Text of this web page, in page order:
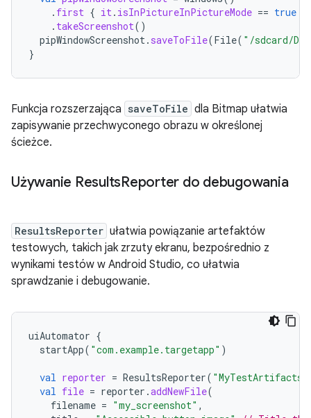
. first { it. isInPictureInPictureMode == true
. takeScreenshot()
pipWindowScreenshot. saveToFile(File( "/sdcard/
}
Funkcja rozszerzająca saveToFile dla Bitmap ułatwia
zapisywanie przechwyconego obrazu w określonej
ścieżce.
Używanie ResultsReporter do debugowania
ResultsReporter ułatwia powiązanie artefaktów
testowych, takich jak zrzuty ekranu, bezpośrednio z
wynikami testów w Android Studio, co ułatwia
sprawdzanie i debugowanie.
uiAutomator {
startApp( "com.example.targetapp" )
val reporter = ResultsReporter( "MyTestArtifacts"
val file = reporter .addNewFile(
filename = "my_screenshot" ,